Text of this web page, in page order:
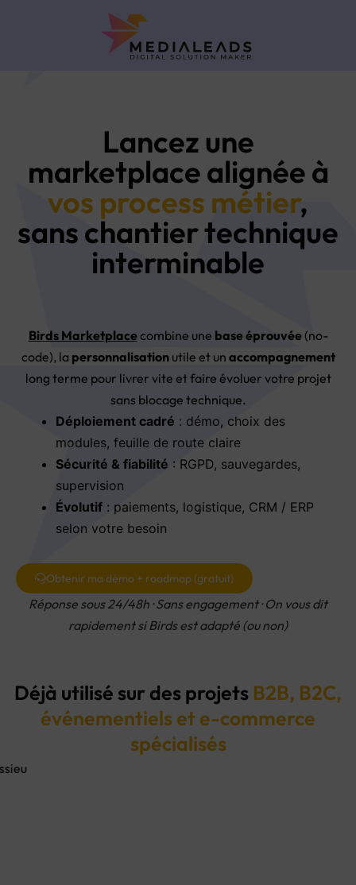
Lancez une
marketplace alignée à
vos process métier,
sans chantier technique
interminable
Birds Marketplacecombine une base éprouvée(no-
code), la personnalisationutile et un accompagnement
long terme pour livrer vite et faire évoluer votre projet
sans blocage technique.
Déploiement cadré : démo, choix des
modules, feuille de route claire
Sécurité & fiabilité : RGPD, sauvegardes,
supervision
Évolutif : paiements, logistique, CRM / ERP
selon votre besoin
Obtenir ma démo + roadmap (gratuit)
Réponse sous 24/48h · Sans engagement · On vous dit
rapidement si Birds est adapté (ou non)
Déjà utilisé sur des projets B2B, B2C,
événementiels et e-commerce
spécialisés